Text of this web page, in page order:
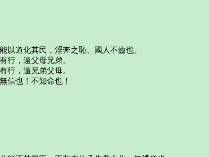
以道化其民，淫奔之恥、國人不齒也。
行，遠父母兄弟。
行，遠兄弟父母。
信也！不知命也！